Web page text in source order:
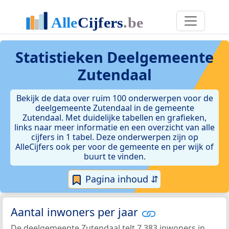
Statistieken Deelgemeente
Zutendaal
Bekijk de data over ruim 100 onderwerpen voor de
deelgemeente Zutendaal in de gemeente
Zutendaal. Met duidelijke tabellen en grafieken,
links naar meer informatie en een overzicht van alle
cijfers in 1 tabel. Deze onderwerpen zijn op
AlleCijfers ook per voor de gemeente en per wijk of
buurt te vinden.
Pagina inhoud ⇵
Aantal inwoners per jaar